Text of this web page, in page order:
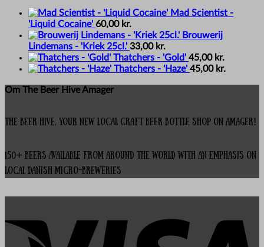
Mad Scientist -
'Liquid Cocaine' 60,00 kr.
Brouwerij
Lindemans - 'Kriek 25cl.' 33,00 kr.
Thatchers - 'Gold' 45,00 kr.
Thatchers - 'Haze' 45,00 kr.
Om The Beer Hive Amager
The Beer Hive, your new local Craft Beer Bottle Shop on Amager!
150+ beers available from around the world with an emphasis on
local Danish micro-breweries